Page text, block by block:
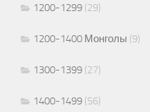
1200-1299 (29)
1200-1400 Монголы (9)
1300-1399 (27)
1400-1499 (56)